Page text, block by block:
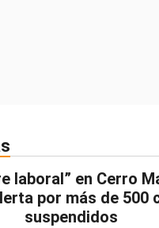
laboral” en Cerro
por más de 500
suspendidos